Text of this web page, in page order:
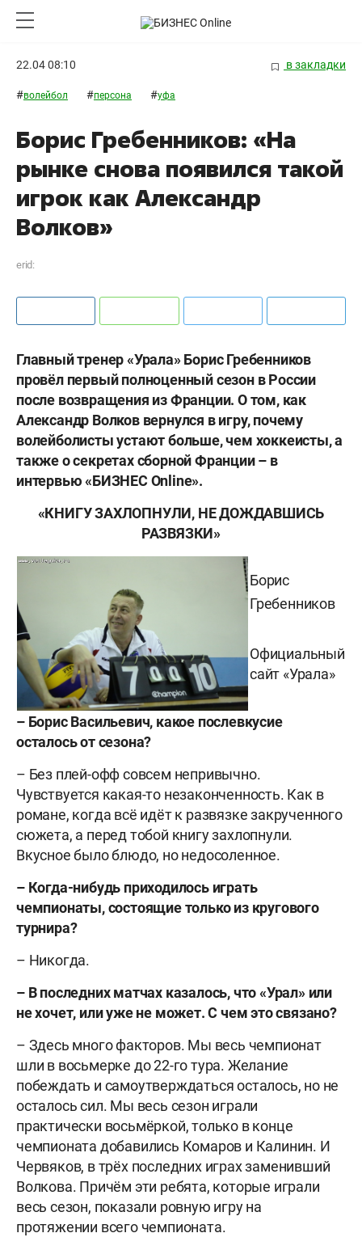
22.04 08:10 в закладки
#волейбол #персона #уфа
Борис Гребенников: «На
рынке снова появился такой
игрок как Александр
Волков»
erid:
Главный тренер «Урала» Борис Гребенников
провёл первый полноценный сезон в России
после возвращения из Франции. О том, как
Александр Волков вернулся в игру, почему
волейболисты устают больше, чем хоккеисты, а
также о секретах сборной Франции – в
интервью «БИЗНЕС Online».
«КНИГУ ЗАХЛОПНУЛИ, НЕ ДОЖДАВШИСЬ
РАЗВЯЗКИ»
Борис
Гребенников
Официальный
сайт «Урала»
– Борис Васильевич, какое послевкусие
осталось от сезона?
– Без плей-офф совсем непривычно.
Чувствуется какая-то незаконченность. Как в
романе, когда всё идёт к развязке закрученного
сюжета, а перед тобой книгу захлопнули.
Вкусное было блюдо, но недосоленное.
– Когда-нибудь приходилось играть
чемпионаты, состоящие только из кругового
турнира?
– Никогда.
– В последних матчах казалось, что «Урал» или
не хочет, или уже не может. С чем это связано?
– Здесь много факторов. Мы весь чемпионат
шли в восьмерке до 22-го тура. Желание
побеждать и самоутверждаться осталось, но не
осталось сил. Мы весь сезон играли
практически восьмёркой, только в конце
чемпионата добавились Комаров и Калинин. И
Червяков, в трёх последних играх заменивший
Волкова. Причём эти ребята, которые играли
весь сезон, показали ровную игру на
протяжении всего чемпионата.